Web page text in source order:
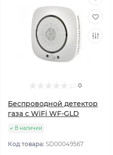
0
Беспроводной детектор
газа с WiFi WF-GLD
В наличии
Код товара: SD00049567